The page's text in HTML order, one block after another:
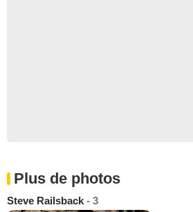
Plus de photos
Steve Railsback - 3